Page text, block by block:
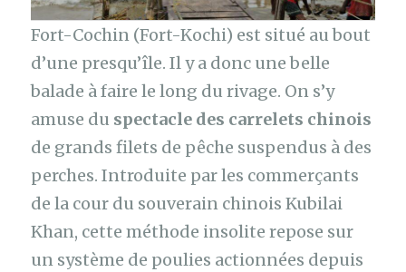
Fort-Cochin (Fort-Kochi) est situé au bout
d’une presqu’île. Il y a donc une belle
balade à faire le long du rivage. On s’y
amuse du spectacle des carrelets chinois
de grands filets de pêche suspendus à des
perches. Introduite par les commerçants
de la cour du souverain chinois Kubilai
Khan, cette méthode insolite repose sur
un système de poulies actionnées depuis